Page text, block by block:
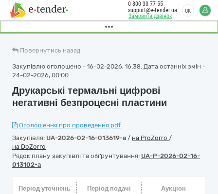
Замовити дзвінок
0 800 30 77 55
support@e-tender.ua
UK
Повернутись назад
Закупівлю оголошено - 16-02-2026, 16:38. Дата останніх змін -
24-02-2026, 00:00
Друкарські термальні цифрові
негативні безпроцесні пластини
Оголошення про проведення.pdf
Закупівля: UA-2026-02-16-013619-a / на ProZorro /
на DoZorro
Рядок плану закупівлі та обґрунтування: UA-P-2026-02-16-
013102-a
Період уточнень
Період подачі
Аукціон